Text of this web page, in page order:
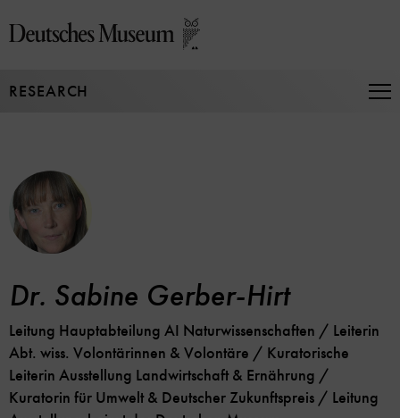
directly
page
RESEARCH
Dr. Sabine Gerber-Hirt
Leitung Hauptabteilung AI Naturwissenschaften / Leiterin
Abt. wiss. Volontärinnen & Volontäre / Kuratorische
Leiterin Ausstellung Landwirtschaft & Ernährung /
Kuratorin für Umwelt & Deutscher Zukunftspreis / Leitung